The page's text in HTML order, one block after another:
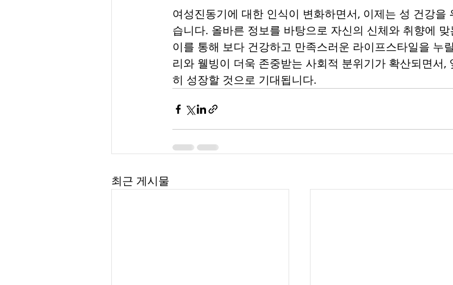
여성진동기에 대한 인식이 변화하면서, 이제는 성 건강을
습니다. 올바른 정보를 바탕으로 자신의 신체와 취향에
이를 통해 보다 건강하고 만족스러운 라이프스타일을 누
리와 웰빙이 더욱 존중받는 사회적 분위기가 확산되면서
히 성장할 것으로 기대됩니다.
최근 게시물